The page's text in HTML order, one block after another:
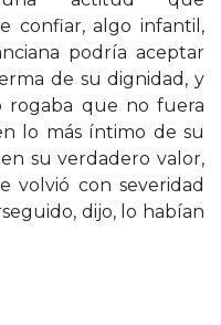
confiar, algo infantil,
podría aceptar
de su dignidad, y
rogaba que no fuera
lo más íntimo de su
su verdadero valor,
volvió con severidad
dijo, lo habían